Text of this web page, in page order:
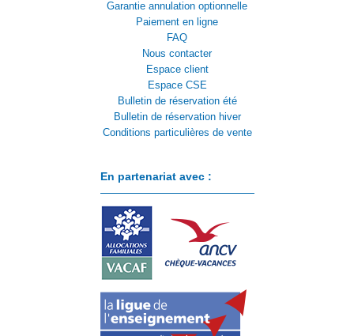
Garantie annulation optionnelle
Paiement en ligne
FAQ
Nous contacter
Espace client
Espace CSE
Bulletin de réservation été
Bulletin de réservation hiver
Conditions particulières de vente
En partenariat avec :